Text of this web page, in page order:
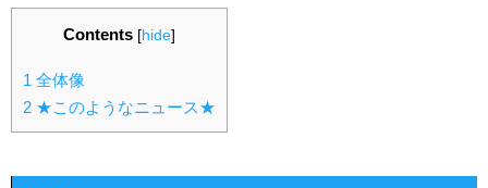
Contents [hide]
1 全体像
2 ★このようなニュース★